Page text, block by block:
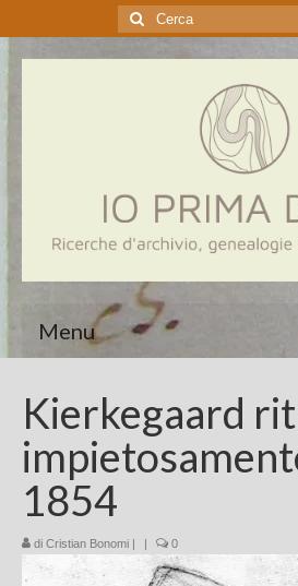
Cerca:
Menu
Genealogia
Aziende
FAQ
Kierkegaard
1854
di Cristian Bonomi | | 0